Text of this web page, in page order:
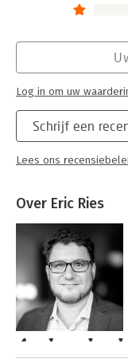
Schrijf een
Lees ons
Log in om uw
Over Eric Ries
Andere